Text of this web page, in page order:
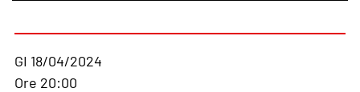
GI 18/04/2024
Ore 20:00